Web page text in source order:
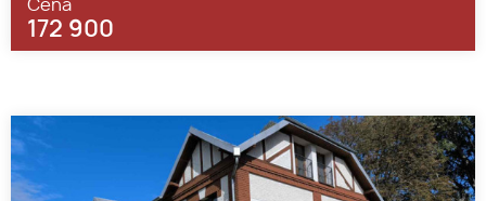
Cena
172 900